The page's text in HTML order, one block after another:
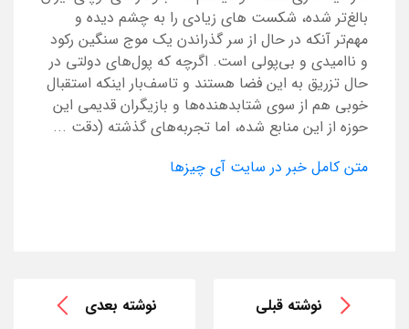
بالغ‌تر شده، شکست‌ های زیادی را به چشم دیده و
مهم‌تر آنکه در حال از سر گذراندن یک موج سنگین رکود
و ناامیدی و بی‌پولی است. اگرچه که پول‌های دولتی در
حال تزریق به این فضا هستند و تاسف‌بار اینکه استقبال
خوبی هم از سوی شتابدهنده‌ها و بازیگران قدیمی این
حوزه از این منابع شده، اما تجربه‌های گذشته (دقت ...
متن کامل خبر در سایت آی چیزها
نوشته قبلی نوشته بعدی